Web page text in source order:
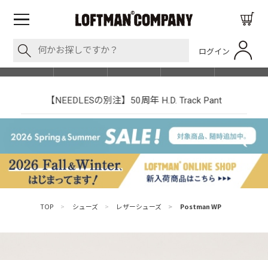
ログイン
SHOP LIST
【NEEDLESの別注】50周年 H.D. Track Pant
TOP > シューズ > レザーシューズ > Postman WP